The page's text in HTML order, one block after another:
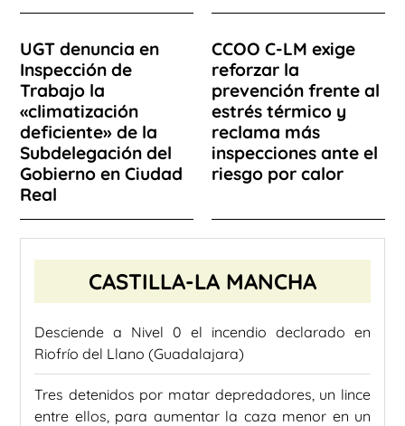
UGT denuncia en
Inspección de
Trabajo la
«climatización
deficiente» de la
Subdelegación del
Gobierno en Ciudad
Real
CCOO C-LM exige
reforzar la
prevención frente al
estrés térmico y
reclama más
inspecciones ante el
riesgo por calor
CASTILLA-LA MANCHA
Desciende a Nivel 0 el incendio declarado en
Riofrío del Llano (Guadalajara)
Tres detenidos por matar depredadores, un lince
entre ellos, para aumentar la caza menor en un